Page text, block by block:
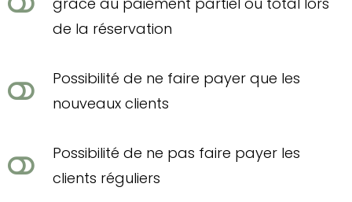
de la réservation
Possibilité de ne faire payer que les
nouveaux clients
Possibilité de ne pas faire payer les
clients réguliers